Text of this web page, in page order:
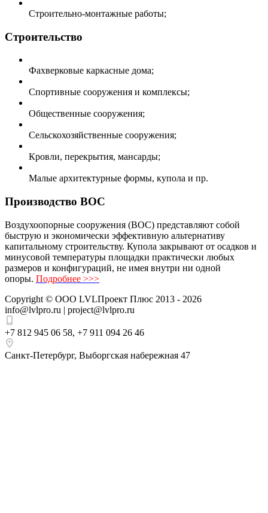
Строительно-монтажные работы;
Строительство
Фахверковые каркасные дома;
Спортивные сооружения и комплексы;
Общественные сооружения;
Сельскохозяйственные сооружения;
Кровли, перекрытия, мансарды;
Малые архитектурные формы, купола и пр.
Производство ВОС
Воздухоопорные сооружения (ВОС) представляют собой
быструю и экономически эффективную альтернативу
капитальному строительству. Купола закрывают от осадков и
минусовой температуры площадки практически любых
размеров и конфигураций, не имея внутри ни одной
опоры. Подробнее >>>
Copyright © ООО LVLПроект Плюс 2013 - 2026
info@lvlpro.ru | project@lvlpro.ru
+7 812 945 06 58, +7 911 094 26 46
Санкт-Петербург, Выборгская набережная 47